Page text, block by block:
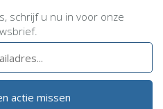
schrijf u nu in voor onze
actie missen